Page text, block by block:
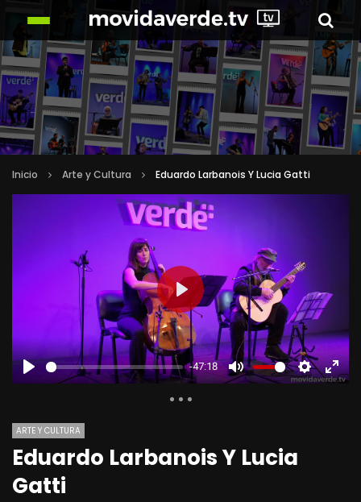
Inicio Arte y Cultura Eduardo Larbanois Y Lucia Gatti
PLAY
-47:18
MUTE SETTINGS
PLAY
Theater
ARTE Y CULTURA
Eduardo Larbanois Y Lucia
Gatti